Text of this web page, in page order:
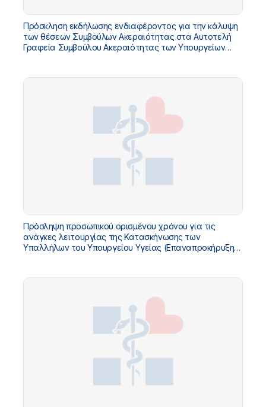
Πρόσκληση εκδήλωσης ενδιαφέροντος για την κάλυψη
των θέσεων Συμβούλων Ακεραιότητας στα Αυτοτελή
Γραφεία Συμβούλου Ακεραιότητας των Υπουργείων
Πρόσληψη προσωπικού ορισμένου χρόνου για τις
ανάγκες λειτουργίας της Κατασκήνωσης των
Υπαλλήλων του Υπουργείου Υγείας (Επαναπροκήρυξη